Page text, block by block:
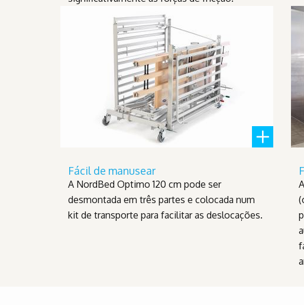
Fácil de manusear
A NordBed Optimo 120 cm pode ser
desmontada em três partes e colocada num
kit de transporte para facilitar as deslocações.